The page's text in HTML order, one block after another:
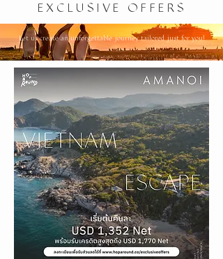
EXCLUSIVE OFFERS
Let us create an unforgettable journey tailored just for you!